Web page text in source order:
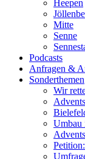
Heepen
Mitte
Senne
Podcasts
Anfragen &
Sonderthemen
Wir
Umbau